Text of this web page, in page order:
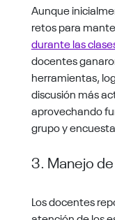
Aunque
retos para
durante las
docentes
herramientas,
discusión más
aprovechando
grupo y
3. Manejo
Los docentes